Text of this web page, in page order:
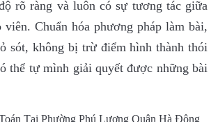
rõ ràng và luôn có sự tương tác giữa
viên. Chuẩn hóa phương pháp làm bài,
sót, không bị trừ điểm hình thành thói
thể tự mình giải quyết được những bài